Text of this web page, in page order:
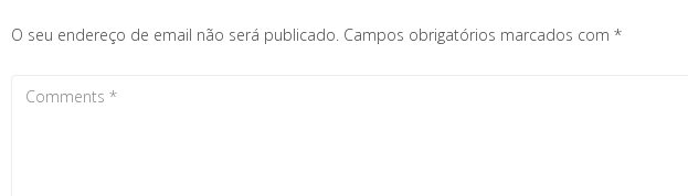
O seu endereço de email não será publicado. Campos obrigatórios marcados com *